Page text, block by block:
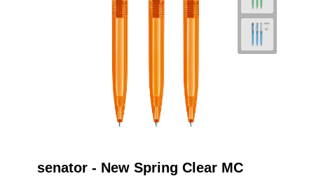
senator - New Spring Clear MC